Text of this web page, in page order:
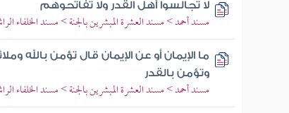
لا تجالسوا أهل القدر ولا تفاتحوهم
مسند أحمد > مسند العشرة المبشرين بالجنة > مسند
ما الإيمان أو عن الإيمان قال تؤمن بالله
وتؤمن بالقدر
مسند أحمد > مسند العشرة المبشرين بالجنة > مسند